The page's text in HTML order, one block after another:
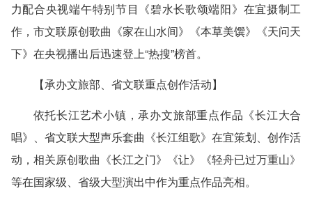
力配合央视端午特别节目《碧水长歌颂端阳》在宜摄制工
作，市文联原创歌曲《家在山水间》《本草美馔》《天问天
下》在央视播出后迅速登上“热搜”榜首。
【承办文旅部、省文联重点创作活动】
依托长江艺术小镇，承办文旅部重点作品《长江大合
唱》、省文联大型声乐套曲《长江组歌》在宜策划、创作活
动，相关原创歌曲《长江之门》《让》《轻舟已过万重山》
等在国家级、省级大型演出中作为重点作品亮相。